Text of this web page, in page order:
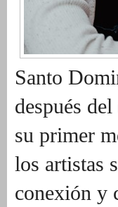
Santo
después
su primer
los artistas
conexión y